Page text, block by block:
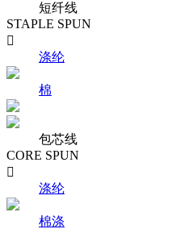
短纤线
STAPLE SPUN

涤纶
棉
包芯线
CORE SPUN

涤纶
棉涤